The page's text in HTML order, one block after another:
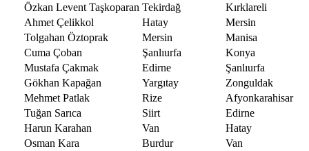
Özkan Levent Taşkoparan Tekirdağ
Kırklareli
Ahmet Çelikkol
Hatay
Mersin
Tolgahan Öztoprak
Mersin
Manisa
Cuma Çoban
Şanlıurfa
Konya
Mustafa Çakmak
Edirne
Şanlıurfa
Gökhan Kapağan
Yargıtay
Zonguldak
Mehmet Patlak
Rize
Afyonkarahisar
Tuğan Sarıca
Siirt
Edirne
Harun Karahan
Van
Hatay
Osman Kara
Burdur
Van